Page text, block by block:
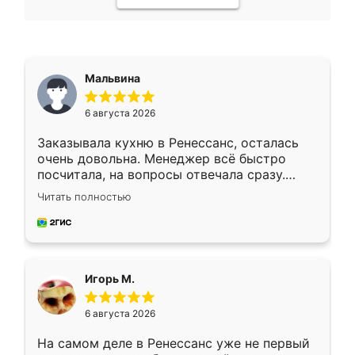
Мальвина
6 августа 2026
Заказывала кухню в Ренессанс, осталась
очень довольна. Менеджер всё быстро
посчитала, на вопросы отвечала сразу.
Замерщик приехал в субботу, подошёл к
делу со всей ответственностью. Собрали
за день, ребята работали аккуратно, даже
Читать полностью
Игорь М.
6 августа 2026
На самом деле в Ренессанс уже не первый